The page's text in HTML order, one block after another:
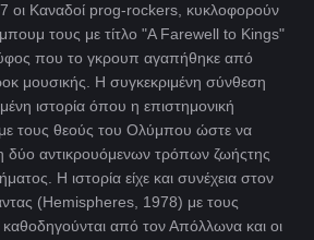
οι Καναδοί prog-rockers, κυκλοφορούν
τους με τίτλο "A Farewell to Kings"
που το γκρουπ αγαπήθηκε από
μουσικής. Η συγκεκριμένη σύνθεση
ιστορία όπου η επιστημονική
τους θεούς του Ολύμπου ώστε να
δύο αντικρουόμενων τρόπων ζωήςτης
Η ιστορία είχε και συνέχεια στον
(Hemispheres, 1978) με τους
από τον Απόλλωνα και οι